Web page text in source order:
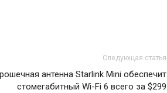
Следующая статья
антенна Starlink Mini обеспечит
стомегабитный Wi-Fi 6 всего за $299